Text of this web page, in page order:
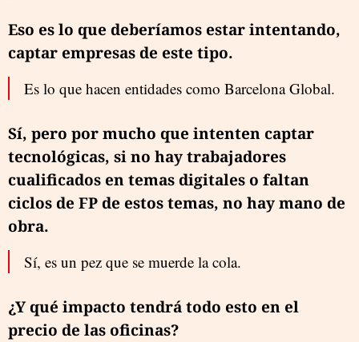
Eso es lo que deberíamos estar intentando,
captar empresas de este tipo.
Es lo que hacen entidades como Barcelona Global.
Sí, pero por mucho que intenten captar
tecnológicas, si no hay trabajadores
cualificados en temas digitales o faltan
ciclos de FP de estos temas, no hay mano de
obra.
Sí, es un pez que se muerde la cola.
¿Y qué impacto tendrá todo esto en el
precio de las oficinas?